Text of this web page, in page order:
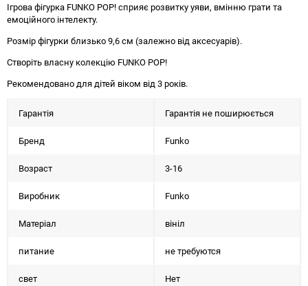
Ігрова фігурка FUNKO POP! сприяє розвитку уяви, вмінню грати та
емоційного інтелекту.
Розмір фігурки близько 9,6 см (залежно від аксесуарів).
Створіть власну колекцію FUNKO POP!
Рекомендовано для дітей віком від 3 років.
Гарантія Гарантія не поширюється
Бренд Funko
Возраст 3-16
Виробник Funko
Матеріал вініл
питание не требуются
свет Нет